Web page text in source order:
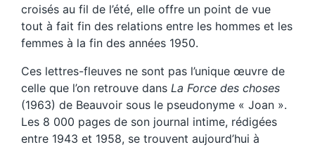
croisés au fil de l’été, elle offre un point de vue
tout à fait fin des relations entre les hommes et les
femmes à la fin des années 1950.
Ces lettres-fleuves ne sont pas l’unique œuvre de
celle que l’on retrouve dans La Force des choses
(1963) de Beauvoir sous le pseudonyme « Joan ».
Les 8 000 pages de son journal intime, rédigées
entre 1943 et 1958, se trouvent aujourd’hui à